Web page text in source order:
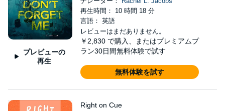
プレビューの
再生
再生時間： 10 時間 18 分
言語： 英語
レビューはまだありません。
￥2,830 で購入、またはプレミアムプ
ラン30日間無料体験で試す
無料体験を試す
Right on Cue